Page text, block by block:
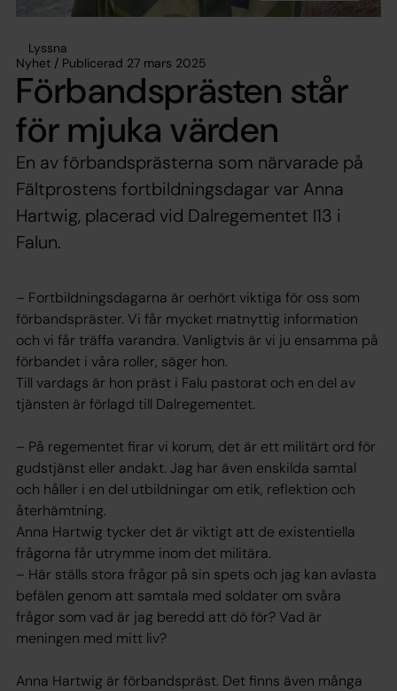
Lyssna
Nyhet / Publicerad 27 mars 2025
Förbandsprästen står
för mjuka värden
En av förbandsprästerna som närvarade på
Fältprostens fortbildningsdagar var Anna
Hartwig, placerad vid Dalregementet I13 i
Falun.
– Fortbildningsdagarna är oerhört viktiga för oss som
förbandspräster. Vi får mycket matnyttig information
och vi får träffa varandra. Vanligtvis är vi ju ensamma på
förbandet i våra roller, säger hon.
Till vardags är hon präst i Falu pastorat och en del av
tjänsten är förlagd till Dalregementet.
– På regementet firar vi korum, det är ett militärt ord för
gudstjänst eller andakt. Jag har även enskilda samtal
och håller i en del utbildningar om etik, reflektion och
återhämtning.
Anna Hartwig tycker det är viktigt att de existentiella
frågorna får utrymme inom det militära.
– Här ställs stora frågor på sin spets och jag kan avlasta
befälen genom att samtala med soldater om svåra
frågor som vad är jag beredd att dö för? Vad är
meningen med mitt liv?
Anna Hartwig är förbandspräst. Det finns även många